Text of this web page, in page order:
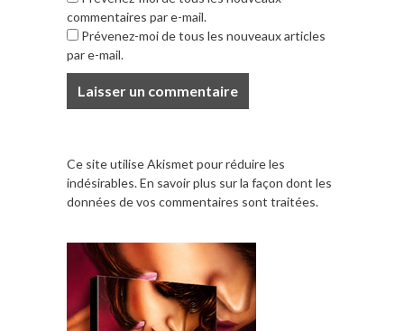
commentaires par e-mail.
Prévenez-moi de tous les nouveaux articles
par e-mail.
Ce site utilise Akismet pour réduire les
indésirables.En savoir plus sur la façon dont les
données de vos commentaires sont traitées.